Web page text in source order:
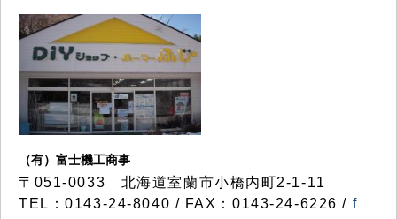
（有）富士機工商事
〒051-0033 北海道室蘭市小橋内町2-1-11
TEL：0143-24-8040 / FAX：0143-24-6226 / f